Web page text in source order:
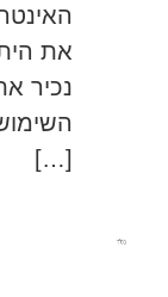
את
נכיר
[…]